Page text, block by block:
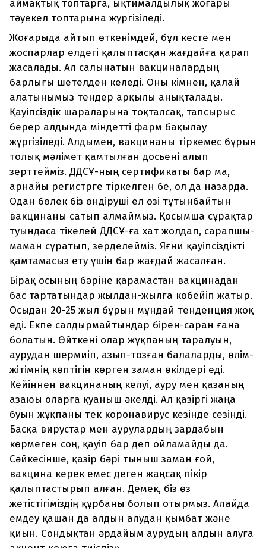
аймақтық топтарға, ықтималдылық жоғары
тәуекел топтарына жүргізіледі.
Жоғарыда айтып өткенімдей, бұл кесте мен
жоспарлар елдегі қалыптасқан жағдайға қарап
жасалады. Ал салынатын вакциналардың
барлығы шетелден келеді. Оны кімнен, қалай
алатынымыз тендер арқылы анықталады.
Қауіпсіздік шараларына тоқталсақ, тапсырыс
берер алдында міндетті фарм бақылау
жүргізіледі. Алдымен, вакцинаны тіркемес бұрын
толық мәлімет қамтылған досьені алып
зерттейміз. ДДСҰ-ның сертификаты бар ма,
арнайы регистрге тіркелген бе, ол да назарда.
Одан бөлек біз өндіруші ел өзі тұтынбайтын
вакцинаны сатып алмаймыз. Қосымша сұрақтар
туындаса тікелей ДДСҰ-ға хат жолдап, сарапшы-
маман сұратып, зерделейміз. Яғни қауіпсіздікті
қамтамасыз ету үшін бар жағдай жасалған.
Бірақ осының бәріне қарамастан вакцинадан
бас тартатындар жылдан-жылға көбейіп жатыр.
Осыдан 20-25 жыл бұрын мұндай тенденция жоқ
еді. Екпе салдырмайтындар бірен-саран ғана
болатын. Өйткені олар жұқпаның таралуын,
аурудан шермиіп, азып-тозған балаларды, өлім-
жітімнің көптігін көрген заман өкілдері еді.
Кейіннен вакцинаның келуі, ауру мен қазаның
азаюы оларға қуаныш әкелді. Ал қазіргі жаңа
буын жұқпаны тек коронавирус кезінде сезінді.
Басқа вирустар мен аурулардың зардабын
көрмеген соң, қауіп бар деп ойламайды да.
Сәйкесінше, қазір бәрі тыныш заман ғой,
вакцина керек емес деген жаңсақ пікір
қалыптастырып алған. Демек, біз өз
жетістігіміздің құрбаны болып отырмыз. Алайда
емдеу қашан да алдын алудан қымбат және
қиын. Сондықтан әрдайым аурудың алдын алуға